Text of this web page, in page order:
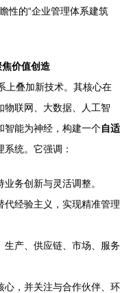
性的“企业管理体系建筑
价值创造
上叠加新技术。其核心在
物联网、大数据、人工智
智能为神经，构建一个自适
系统。它强调：
务创新与灵活调整。
代经验主义，实现精准管理
生产、供应链、市场、服务
心，并关注与合作伙伴、环